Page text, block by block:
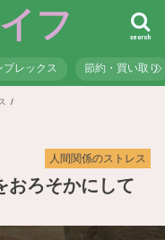
フ search
プレックス 節約・買い取り
人間関係のストレス
おろそかにして